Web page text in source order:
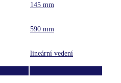
145 mm
590 mm
lineární vedení